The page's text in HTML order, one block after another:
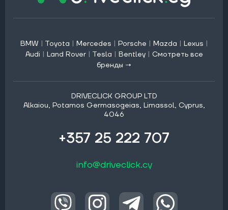
BMW | Toyota | Mercedes | Porsche | Mazda | Lexus |
Audi | Land Rover | Tesla | Bentley | Смотреть все
бренды →
DRIVECLICK GROUP LTD
Alkaiou, Potamos Germasogeias, Limassol, Cyprus,
4046
+357 25 222 707
info@driveclick.cy